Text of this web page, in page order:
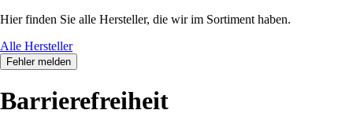
Hier finden Sie alle Hersteller, die wir im Sortiment haben.
Alle Hersteller
Fehler melden
Barrierefreiheit